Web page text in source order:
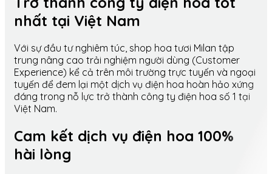
nhất tại Việt Nam
Với sự đầu tư nghiêm túc, shop hoa tươi Milan tập
trung nâng cao trải nghiệm người dùng (Customer
Experience) kể cả trên môi trường trực tuyến và ngoại
tuyến để đem lại một dịch vụ điện hoa hoàn hảo xứng
đáng trong nỗ lực trở thành công ty điện hoa số 1 tại
Việt Nam.
Cam kết dịch vụ điện hoa 100%
hài lòng